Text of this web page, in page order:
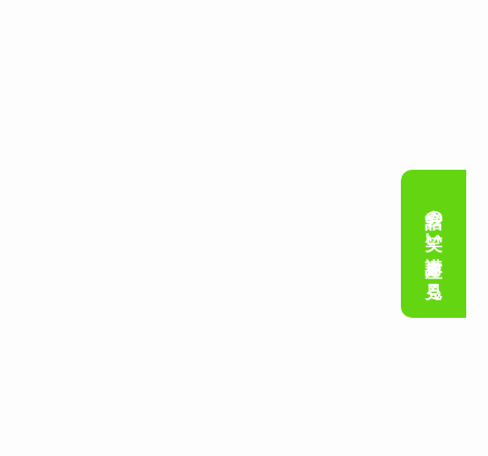
会話の笑い講座を見る